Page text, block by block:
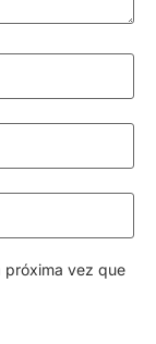
próxima vez que